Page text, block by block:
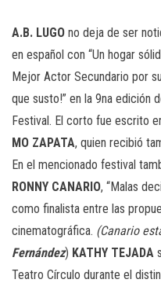
A.B. LUGO no deja de ser
en español con “Un hogar
Mejor Actor Secundario por
que susto!” en la 9na edición
Festival. El corto fue escrito
MO ZAPATA, quien recibió
En el mencionado festival
RONNY CANARIO, “Malas
como finalista entre las
cinematográfica. (Canario
Fernández) KATHY TEJADA
Teatro Círculo durante el